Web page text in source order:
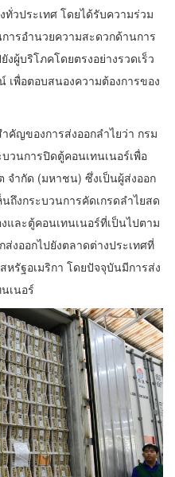
วประเทศ โดยได้รับความร่วม
ารอำนวยความสะดวกด้านการ
ผู้บริโภคโดยตรงอย่างรวดเร็ว
เพื่อตอบสนองความต้องการของ
คัญของการส่งออกลำไยว่า กรม
วนการปิดตู้คอนเทนเนอร์เพื่อ
ำกัด (มหาชน) ซึ่งเป็นผู้ส่งออก
ถึงกระบวนการคัดเกรดลำไยสด
และตู้คอนเทนเนอร์ที่เป็นไปตาม
งออกไปยังตลาดต่างประเทศที่
รัฐอเมริกา โดยปัจจุบันมีการส่ง
เนอร์